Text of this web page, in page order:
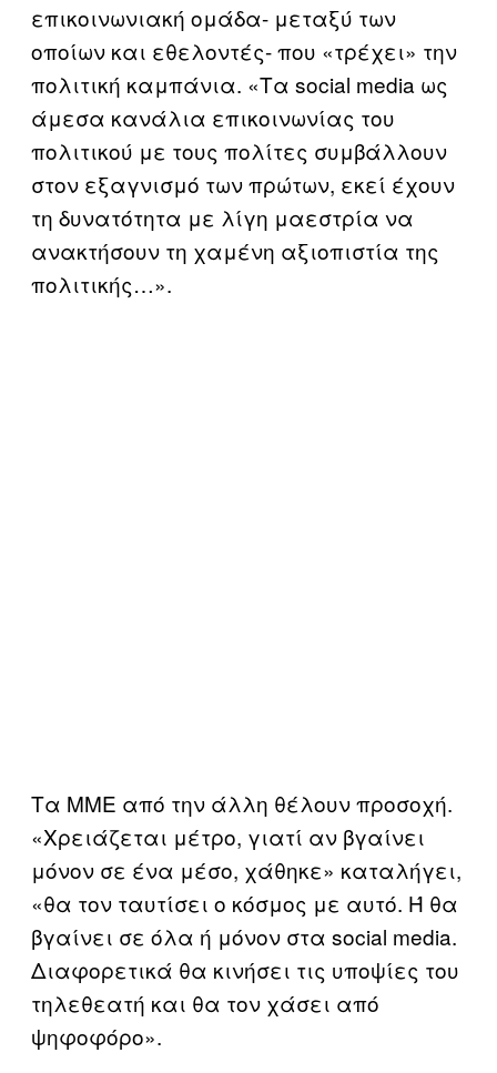
επικοινωνιακή ομάδα- μεταξύ των
οποίων και εθελοντές- που «τρέχει» την
πολιτική καμπάνια. «Τα social media ως
άμεσα κανάλια επικοινωνίας του
πολιτικού με τους πολίτες συμβάλλουν
στον εξαγνισμό των πρώτων, εκεί έχουν
τη δυνατότητα με λίγη μαεστρία να
ανακτήσουν τη χαμένη αξιοπιστία της
πολιτικής…».
Τα ΜΜΕ από την άλλη θέλουν προσοχή.
«Χρειάζεται μέτρο, γιατί αν βγαίνει
μόνον σε ένα μέσο, χάθηκε» καταλήγει,
«θα τον ταυτίσει ο κόσμος με αυτό. Ή θα
βγαίνει σε όλα ή μόνον στα social media.
Διαφορετικά θα κινήσει τις υποψίες του
τηλεθεατή και θα τον χάσει από
ψηφοφόρο».